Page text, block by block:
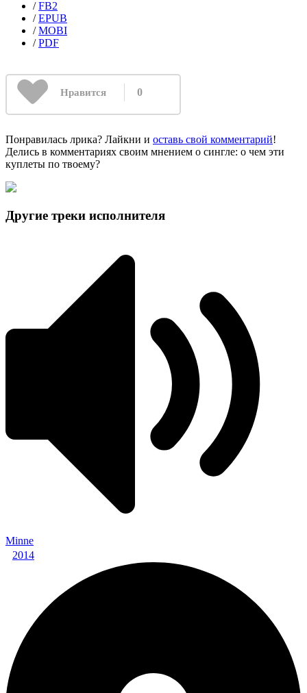
/FB2
/EPUB
/MOBI
/PDF
Нравится 0
Понравилась лрика? Лайкни и оставь свой комментарий!
Делись в комментариях своим мнением о сингле: о чем эти
куплеты по твоему?
Другие треки исполнителя
Minne
2014